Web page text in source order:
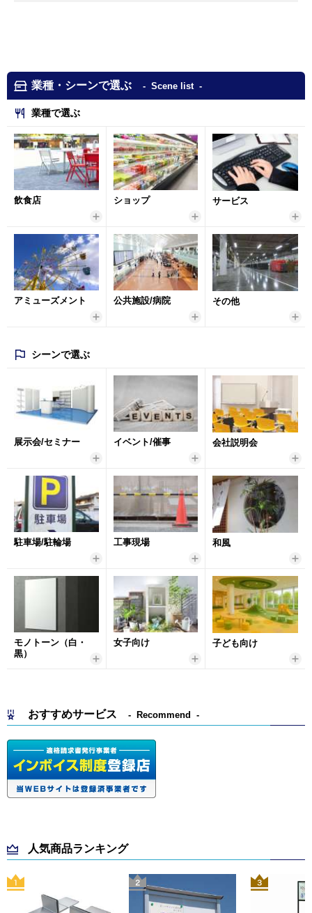
ションやイベントにおいては集客アップや売上アップ
などに活躍するアイテムです。
また、紙製のポスターと違って生地が丈夫なため、上
こちらのカテゴリーでは、タペストリーやバナーを掲
示する際に必要な各部材をご紹介しています。
タペストリー用の各種バーについては豊富なラインナ
ップを取り揃え、吊り下げ式のフレームや自立可能な
りの際はぜひ弊社までご相談ください。
業種・シーンで選ぶ Scene list
業種で選ぶ
飲食店 ショップ サービス
アミューズメント 公共施設/病院 その他
シーンで選ぶ
展示会/セミナー イベント/催事 会社説明会
駐車場/駐輪場 工事現場 和風
モノトーン（白・
黒）
女子向け 子ども向け
おすすめサービス Recommend
人気商品ランキング